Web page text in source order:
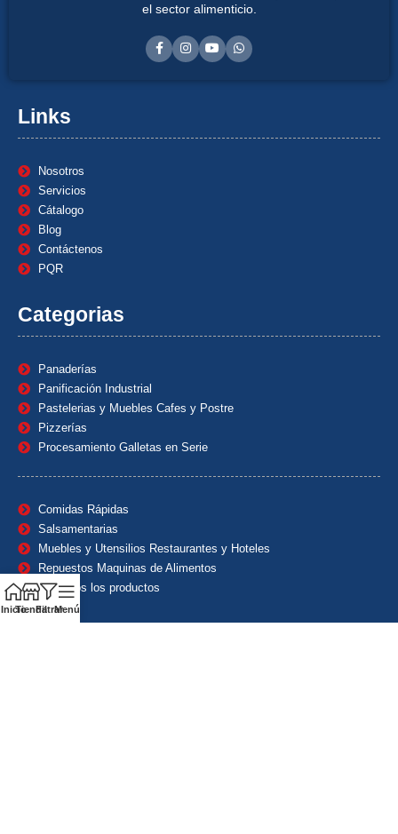
el sector alimenticio.
Links
Nosotros
Servicios
Cátalogo
Blog
Contáctenos
PQR
Categorias
Panaderías
Panificación Industrial
Pastelerias y Muebles Cafes y Postre
Pizzerías
Procesamiento Galletas en Serie
Comidas Rápidas
Salsamentarias
Muebles y Utensilios Restaurantes y Hoteles
Repuestos Maquinas de Alimentos
Ver todos los productos
InicioTiendaFiltrarMenú